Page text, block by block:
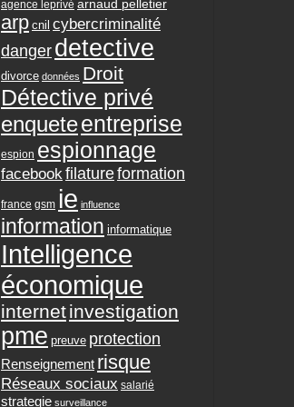
agence leprivé arnaud pelletier
arp cnil cybercriminalité
danger detective
divorce données Droit
Détective privé
enqueteentreprise
espion espionnage
facebookfilatureformation
france gsm ie influence
information informatique
Intelligence
économique
internetinvestigation
pme preuve protection
Renseignement risque
Réseaux sociaux salarié
strategie surveillance